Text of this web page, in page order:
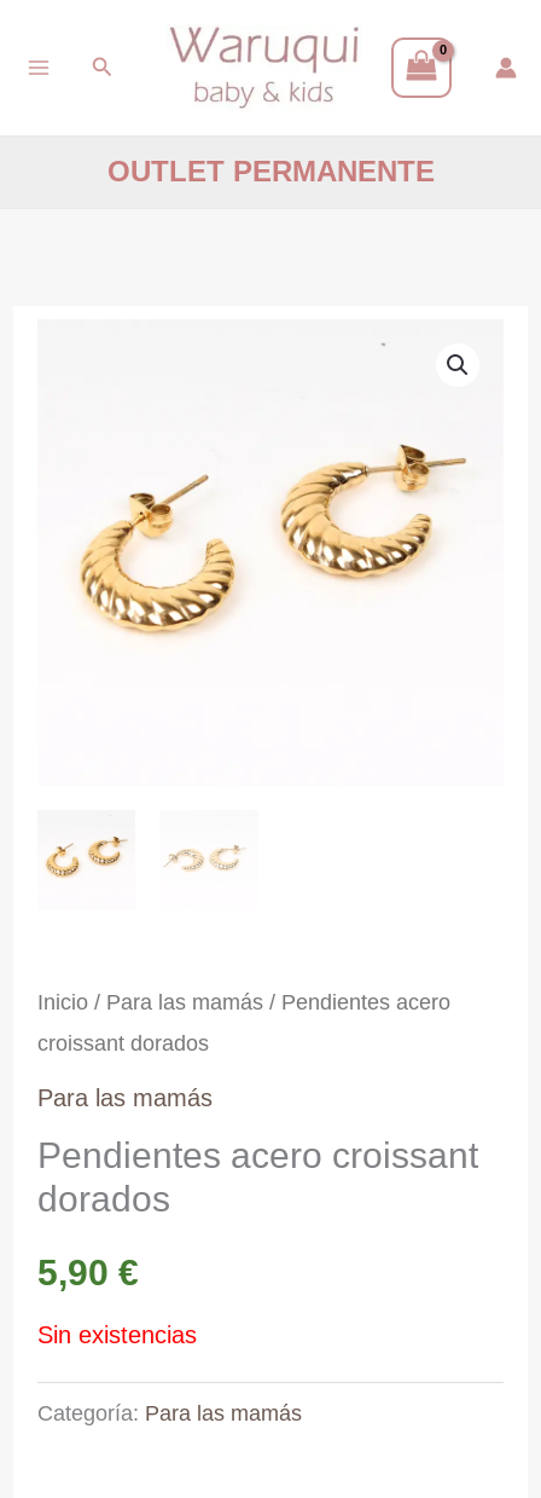
Buscar
OUTLET PERMANENTE
Inicio/ Para las mamás/ Pendientes acero
croissant dorados
Para las mamás
Pendientes acero croissant
dorados
5,90 €
Sin existencias
Categoría: Para las mamás